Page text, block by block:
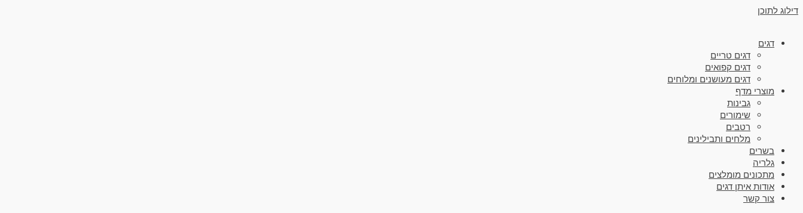
דילוג לתוכן
דגים
דגים טריים
דגים קפואים
דגים מעושנים ומלוחים
מוצרי מדף
גבינות
שימורים
רטבים
מלחים ותבילינים
בשרים
גלריה
מתכונים מומלצים
אודות איתן דגים
צור קשר